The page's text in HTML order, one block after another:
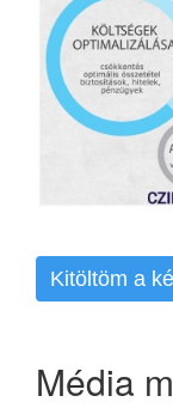
Kitöltöm a
Média